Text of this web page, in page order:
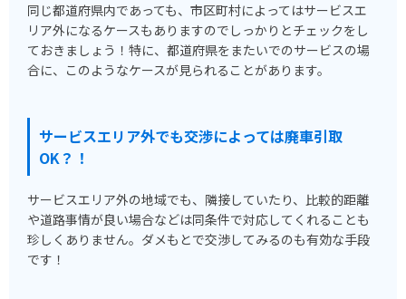
同じ都道府県内であっても、市区町村によってはサービスエ
リア外になるケースもありますのでしっかりとチェックをし
ておきましょう！特に、都道府県をまたいでのサービスの場
合に、このようなケースが見られることがあります。
サービスエリア外でも交渉によっては廃車引取
OK？！
サービスエリア外の地域でも、隣接していたり、比較的距離
や道路事情が良い場合などは同条件で対応してくれることも
珍しくありません。ダメもとで交渉してみるのも有効な手段
です！